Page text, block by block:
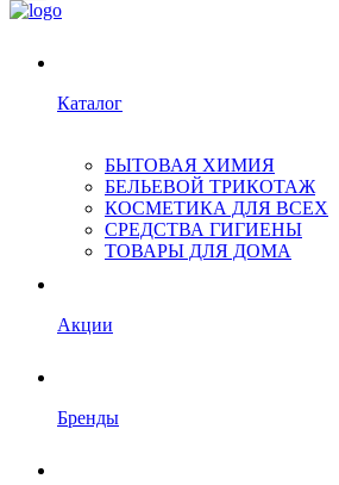
Каталог
БЫТОВАЯ ХИМИЯ
БЕЛЬЕВОЙ ТРИКОТАЖ
КОСМЕТИКА ДЛЯ ВСЕХ
СРЕДСТВА ГИГИЕНЫ
ТОВАРЫ ДЛЯ ДОМА
Акции
Бренды